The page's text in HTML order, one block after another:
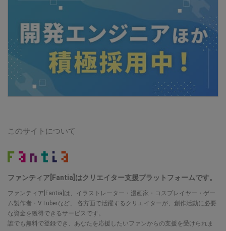
このサイトについて
ファンティア[Fantia]はクリエイター支援プラットフォームです。
ファンティア[Fantia]は、イラストレーター・漫画家・コスプレイヤー・ゲー
ム製作者・VTuberなど、 各方面で活躍するクリエイターが、創作活動に必要
な資金を獲得できるサービスです。
誰でも無料で登録でき、あなたを応援したいファンからの支援を受けられま